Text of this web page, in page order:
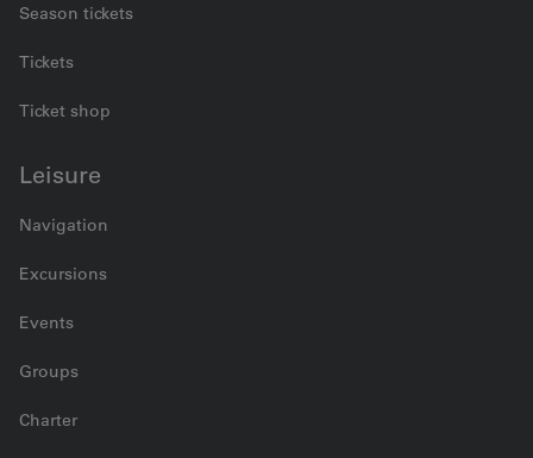
Season tickets
Tickets
Ticket shop
Leisure
Navigation
Excursions
Events
Groups
Charter